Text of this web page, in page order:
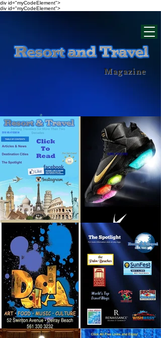
div id="myCodeElement">
div id="myCodeElement">
Magazine